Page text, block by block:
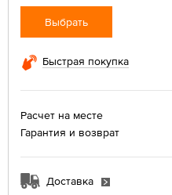
Выбрать
Быстрая покупка
Расчет на месте
Гарантия и возврат
Доставка